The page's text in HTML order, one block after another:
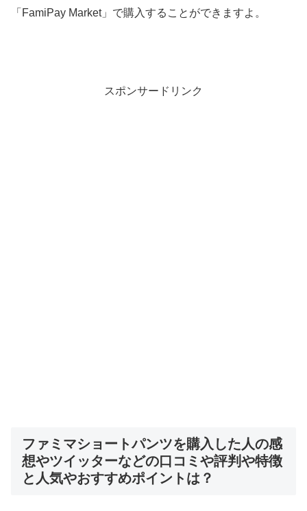
「FamiPay Market」で購入することができますよ。
スポンサードリンク
ファミマショートパンツを購入した人の感
想やツイッターなどの口コミや評判や特徴
と人気やおすすめポイントは？